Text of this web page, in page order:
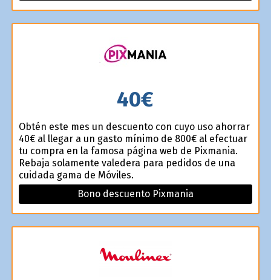
40€
Obtén este mes un descuento con cuyo uso ahorrar
40€ al llegar a un gasto mínimo de 800€ al efectuar
tu compra en la famosa página web de Pixmania.
Rebaja solamente valedera para pedidos de una
cuidada gama de Móviles.
Bono descuento Pixmania